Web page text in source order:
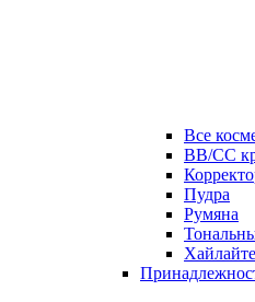
Все
ВВ/СС
Пудра
Румяна